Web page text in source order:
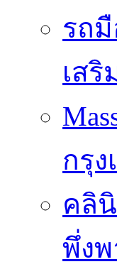
รถ
เสริ
กรุง
คลิ
พึ่ง